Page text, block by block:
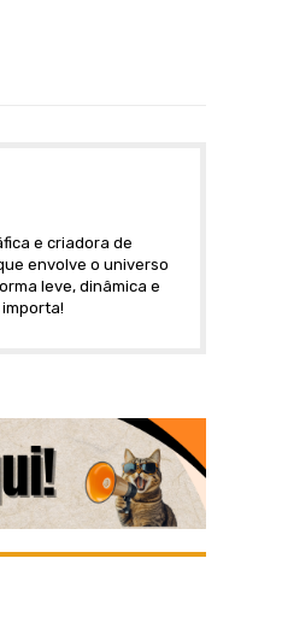
e criadora de
envolve o universo
leve, dinâmica e